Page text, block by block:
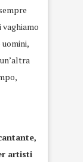
artisti